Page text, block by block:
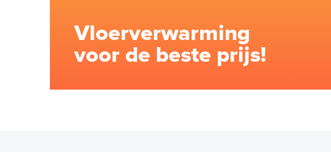
Vloerverwarming
voor de beste prijs!